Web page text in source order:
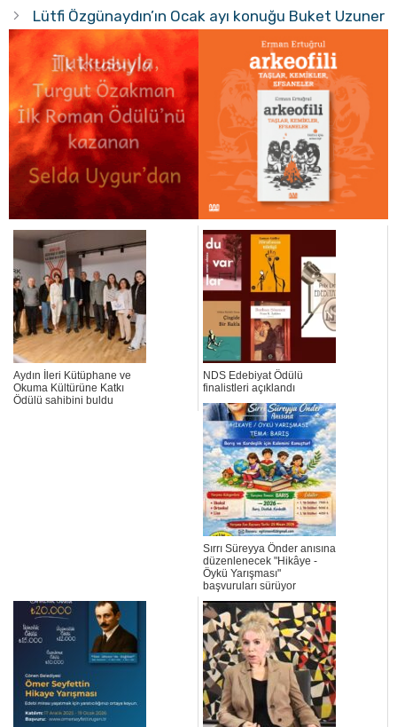
Lütfi Özgünaydın’ın Ocak ayı konuğu Buket Uzuner
Aydın İleri Kütüphane ve
Okuma Kültürüne Katkı
Ödülü sahibini buldu
NDS Edebiyat Ödülü
finalistleri açıklandı
Sırrı Süreyya Önder anısına
düzenlenecek "Hikâye -
Öykü Yarışması"
başvuruları sürüyor